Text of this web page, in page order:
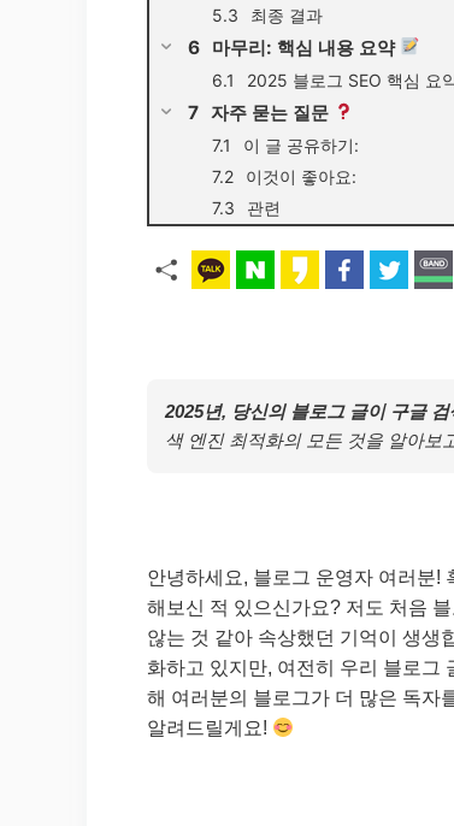
최종 결과
마무리: 핵심 내용 요약
2025 블로그 SEO 핵심 요
자주 묻는 질문
이 글 공유하기:
이것이 좋아요:
관련
2025년, 당신의 블로그 글이 구글
색 엔진 최적화의 모든 것을 알아보
안녕하세요, 블로그 운영자 여러분!
해보신 적 있으신가요? 저도 처음
않는 것 같아 속상했던 기억이 생생
화하고 있지만, 여전히 우리 블로그
해 여러분의 블로그가 더 많은 독자
알려드릴게요!